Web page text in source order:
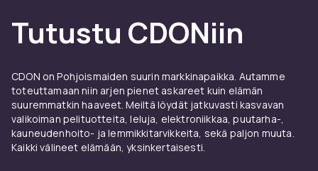
Tutustu CDONiin
CDON on Pohjoismaiden suurin markkinapaikka. Autamme
toteuttamaan niin arjen pienet askareet kuin elämän
suuremmatkin haaveet. Meiltä löydät jatkuvasti kasvavan
valikoiman pelituotteita, leluja, elektroniikkaa, puutarha-,
kauneudenhoito- ja lemmikkitarvikkeita, sekä paljon muuta.
Kaikki välineet elämään, yksinkertaisesti.